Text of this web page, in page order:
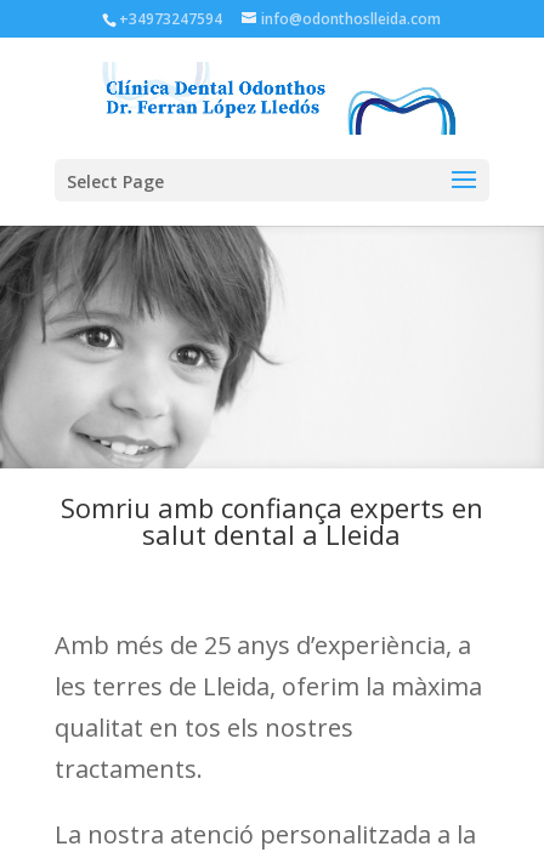
+34973247594 info@odonthoslleida.com
Select Page
Somriu amb confiança experts en
salut dental a Lleida
Amb més de 25 anys d’experiència, a
les terres de Lleida, oferim la màxima
qualitat en tos els nostres
tractaments.
La nostra atenció personalitzada a la